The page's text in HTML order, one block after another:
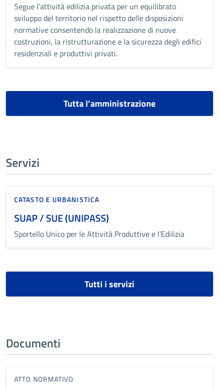
Segue l’attività edilizia privata per un equilibrato
sviluppo del territorio nel rispetto delle disposizioni
normative consentendo la realizzazione di nuove
costruzioni, la ristrutturazione e la sicurezza degli edifici
residenziali e produttivi privati.
Tutta l’amministrazione
Servizi
CATASTO E URBANISTICA
SUAP / SUE (UNIPASS)
Sportello Unico per le Attività Produttive e l’Edilizia
Tutti i servizi
Documenti
ATTO NORMATIVO